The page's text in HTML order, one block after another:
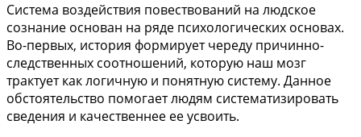
Система воздействия повествований на людское
сознание основан на ряде психологических основах.
Во-первых, история формирует череду причинно-
следственных соотношений, которую наш мозг
трактует как логичную и понятную систему. Данное
обстоятельство помогает людям систематизировать
сведения и качественнее ее усвоить.